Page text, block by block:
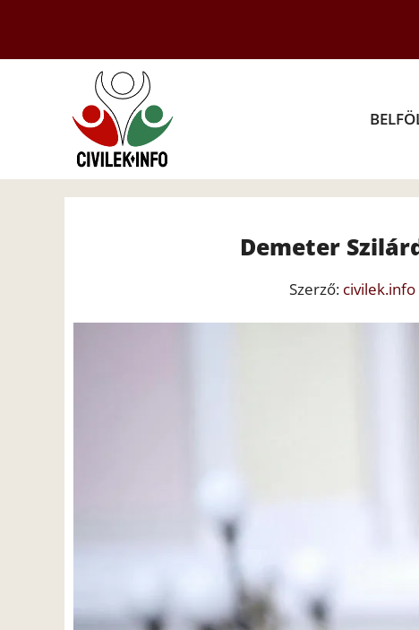
tartalomba
Demeter
Szerző: civilek.info